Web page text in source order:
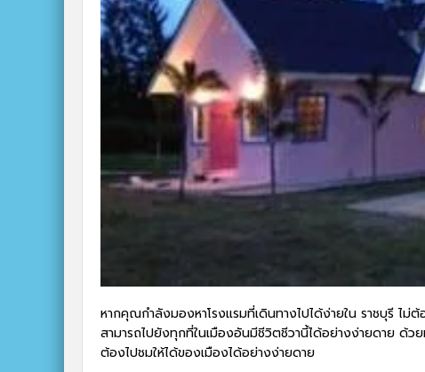
หากคุณกำลังมองหาโรงแรมที่เดินทางไปได้ง่ายใน ราชบุรี
สามารถไปยังทุกที่ในเมืองอันมีชีวิตชีวานี้ได้อย่างง่ายดาย ด้
ต้องไปชมให้ได้ของเมืองได้อย่างง่ายดาย